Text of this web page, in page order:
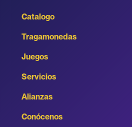
Catalogo
Tragamonedas
Juegos
Servicios
Alianzas
Conócenos